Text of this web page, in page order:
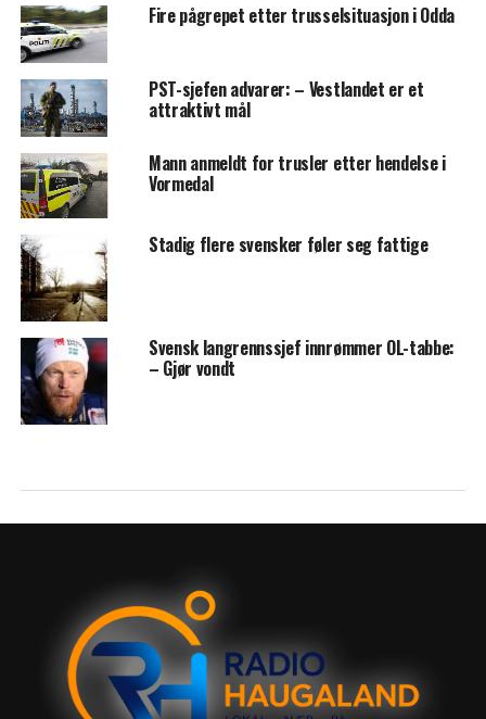
Fire pågrepet etter trusselsituasjon i Odda
PST-sjefen advarer: – Vestlandet er et
attraktivt mål
Mann anmeldt for trusler etter hendelse i
Vormedal
Stadig flere svensker føler seg fattige
Svensk langrennssjef innrømmer OL-tabbe:
– Gjør vondt